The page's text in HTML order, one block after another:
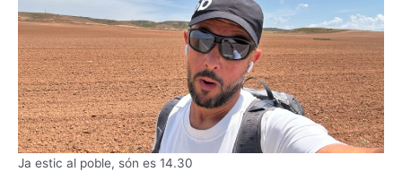
Ja estic al poble, són es 14.30